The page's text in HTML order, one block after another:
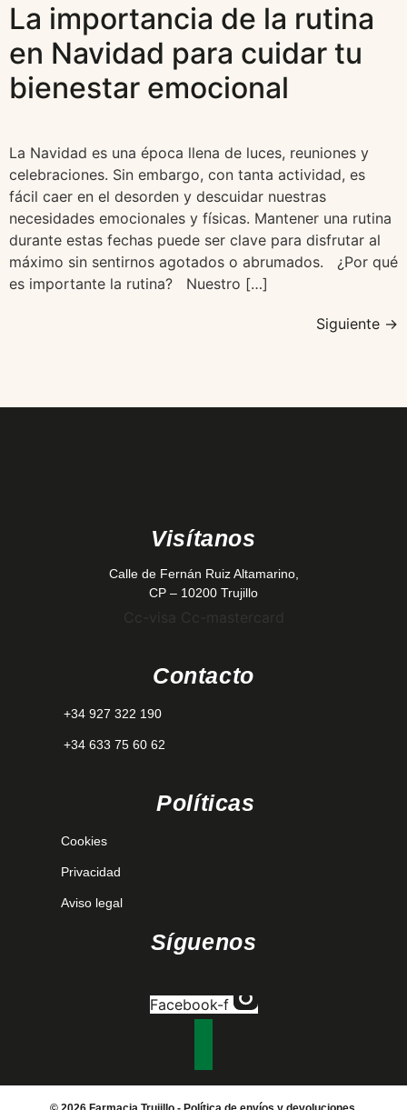
La importancia de la rutina
en Navidad para cuidar tu
bienestar emocional
La Navidad es una época llena de luces, reuniones y
celebraciones. Sin embargo, con tanta actividad, es
fácil caer en el desorden y descuidar nuestras
necesidades emocionales y físicas. Mantener una rutina
durante estas fechas puede ser clave para disfrutar al
máximo sin sentirnos agotados o abrumados. ¿Por qué
es importante la rutina? Nuestro […]
Siguiente →
Visítanos
Calle de Fernán Ruiz Altamarino,
CP – 10200 Trujillo
Cc-visa Cc-mastercard
Contacto
+34 927 322 190
+34 633 75 60 62
Políticas
Cookies
Privacidad
Aviso legal
Síguenos
Facebook-f